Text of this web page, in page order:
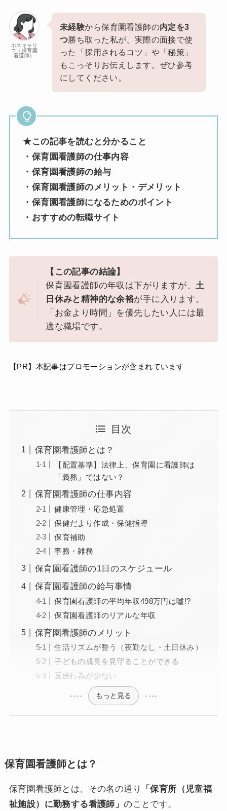
ホスキャリ
コ（保育園
看護師）
未経験から保育園看護師の内定を3
つ勝ち取った私が、実際の面接で使
った「採用されるコツ」や「秘策」
もこっそりお伝えします。ぜひ参考
にしてください。
★この記事を読むと分かること
・保育園看護師の仕事内容
・保育園看護師の給与
・保育園看護師のメリット・デメリット
・保育園看護師になるためのポイント
・おすすめの転職サイト
【この記事の結論】
保育園看護師の年収は下がりますが、土
日休みと精神的な余裕が手に入ります。
「お金より時間」を優先したい人には最
適な職場です。
【PR】本記事はプロモーションが含まれています
目次
保育園看護師とは？
【配置基準】法律上、保育園に看護師は
「義務」ではない？
保育園看護師の仕事内容
健康管理・応急処置
保健だより作成・保健指導
保育補助
事務・雑務
保育園看護師の1日のスケジュール
保育園看護師の給与事情
保育園看護師の平均年収498万円は嘘!?
保育園看護師のリアルな年収
保育園看護師のメリット
生活リズムが整う（夜勤なし・土日休み）
子どもの成長を見守ることができる
医療行為が少ない
もっと見る
保育園看護師とは？
保育園看護師とは、その名の通り
「保育所（児童福
祉施設）に勤務する看護師」のことです。